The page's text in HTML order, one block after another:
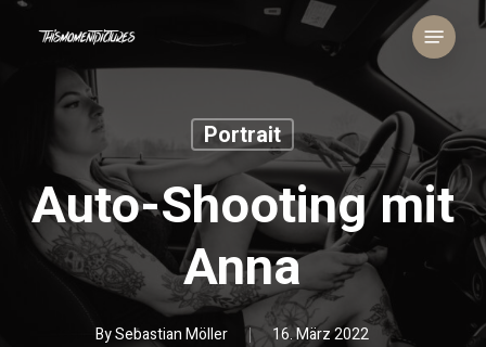
Skip
Menu
Portrait
Auto-Shooting mit
Anna
BySebastian Möller 16. März 2022